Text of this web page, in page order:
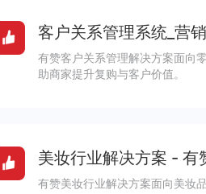
客户关系管理系统_营
有赞客户关系管理解决方案面向
助商家提升复购与客户价值。
美妆行业解决方案 - 有
有赞美妆行业解决方案面向美妆